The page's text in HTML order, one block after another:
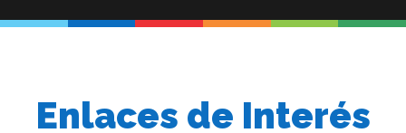
Enlaces de Interés